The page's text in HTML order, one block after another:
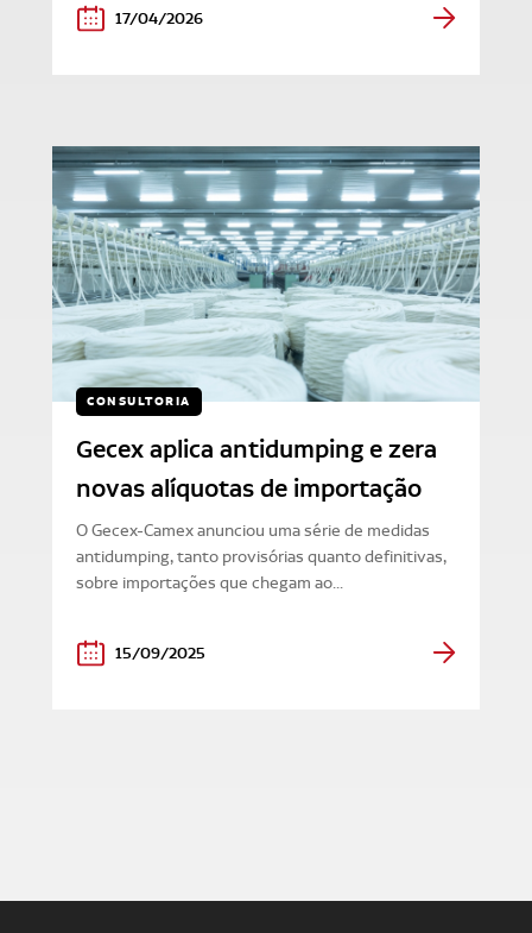
17/04/2026
CONSULTORIA
Gecex aplica antidumping e zera
novas alíquotas de importação
O Gecex-Camex anunciou uma série de medidas
antidumping, tanto provisórias quanto definitivas,
sobre importações que chegam ao...
15/09/2025